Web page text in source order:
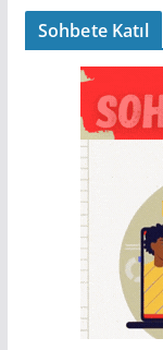
Sohbete Katıl